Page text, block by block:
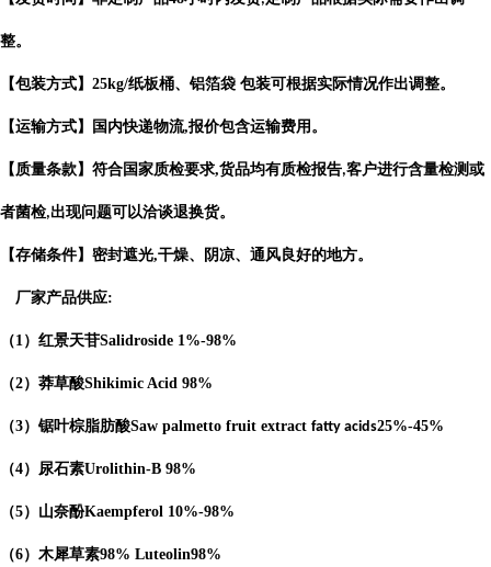
整。
【包装方式】 25kg/纸板桶、铝箔袋 包装可根据实际情况作出调整。
【运输方式】国内快递物流,报价包含运输费用。
【质量条款】符合国家质检要求,货品均有质检报告,客户进行含量检测或
者菌检,出现问题可以洽谈退换货。
【存储条件】密封遮光,干燥、阴凉、通风良好的地方。
厂家产品供应:
（1）红景天苷Salidroside 1%-98%
（2）莽草酸Shikimic Acid 98%
（3）锯叶棕脂肪酸Saw palmetto fruit extract fatty acids25%-45%
（4） 尿石素Urolithin-B 98%
（5）山奈酚Kaempferol 10%-98%
（6）木犀草素98% Luteolin98%